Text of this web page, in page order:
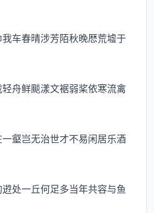
车春晴涉芳陌秋晚厯荒墟于
舟鲜颷漾文裾弱桨依寒流禽
壑岂无治世才不易闲居乐酒
处一丘何足多当年共容与鱼